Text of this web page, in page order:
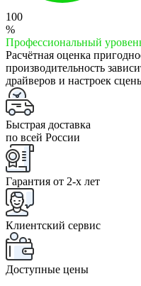
100
%
Профессиональный
Расчётная оценка
производительность
драйверов и настроек
Быстрая доставка
по всей России
Гарантия от 2-x лет
Клиентский сервис
Доступные цены